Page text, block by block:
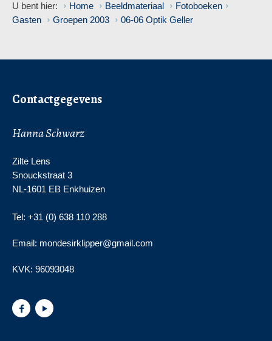
U bent hier: Home Beeldmateriaal
Fotoboeken
Gasten
Groepen 2003 06-06 Optik Geller
Contactgegevens
Hanna Schwarz
Zilte Lens
Snouckstraat 3
NL-1601 EB Enkhuizen
Tel: +31 (0) 638 110 288
Email: mondesirklipper@gmail.com
KVK: 96093048